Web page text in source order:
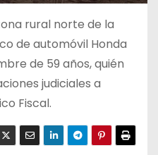
rural norte de la
de automóvil Honda
de 59 años, quién
judiciales a
Fiscal.